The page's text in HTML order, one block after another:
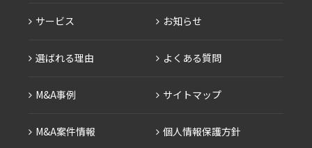
サービス
選ばれる理由
M&A事例
M&A案件情報
お知らせ
よくある質問
サイトマップ
個人情報保護方針